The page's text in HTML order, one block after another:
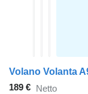
189 € Netto